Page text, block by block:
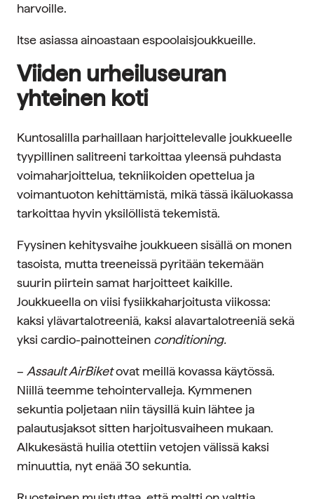
harvoille.
Itse asiassa ainoastaan espoolaisjoukkueille.
Viiden urheiluseuran
yhteinen koti
Kuntosalilla parhaillaan harjoittelevalle joukkueelle
tyypillinen salitreeni tarkoittaa yleensä puhdasta
voimaharjoittelua, tekniikoiden opettelua ja
voimantuoton kehittämistä, mikä tässä ikäluokassa
tarkoittaa hyvin yksilöllistä tekemistä.
Fyysinen kehitysvaihe joukkueen sisällä on monen
tasoista, mutta treeneissä pyritään tekemään
suurin piirtein samat harjoitteet kaikille.
Joukkueella on viisi fysiikkaharjoitusta viikossa:
kaksi ylävartalotreeniä, kaksi alavartalotreeniä sekä
yksi cardio-painotteinen conditioning.
– Assault AirBiketovat meillä kovassa käytössä.
Niillä teemme tehointervalleja. Kymmenen
sekuntia poljetaan niin täysillä kuin lähtee ja
palautusjaksot sitten harjoitusvaiheen mukaan.
Alkukesästä huilia otettiin vetojen välissä kaksi
minuuttia, nyt enää 30 sekuntia.